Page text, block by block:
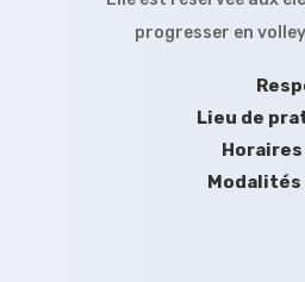
progresser en
Lieu de
Horaires
Modalités